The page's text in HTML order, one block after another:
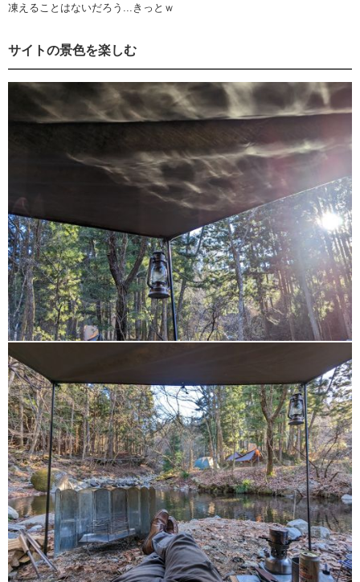
凍えることはないだろう...きっとｗ
サイトの景色を楽しむ